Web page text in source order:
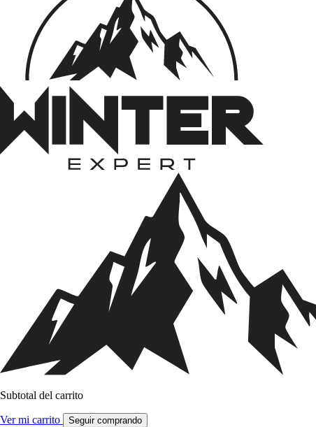
Subtotal del carrito
Ver mi carrito Seguir comprando